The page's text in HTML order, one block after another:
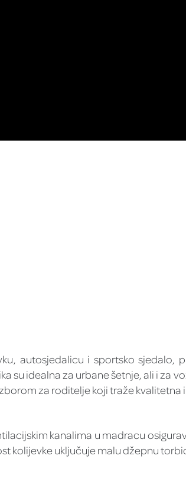
autosjedalicu i sportsko sjedalo,
su idealna za urbane šetnje, ali i za
za roditelje koji traže kvalitetna
kanalima u madracu
uključuje malu džepnu